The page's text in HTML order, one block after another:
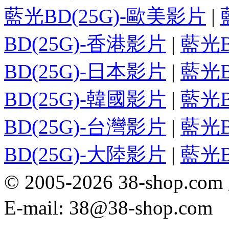
藍光BD(25G)-歐美影片 |
BD(25G)-香港影片 | 藍光
BD(25G)-日本影片 | 藍光
BD(25G)-韓國影片 | 藍光
BD(25G)-台灣影片 | 藍光
BD(25G)-大陸影片 | 藍光
© 2005-2026 38-
E-mail: 38@38-shop.com